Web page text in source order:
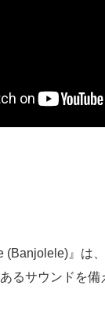
(Banjolele)』は
るサウンドを